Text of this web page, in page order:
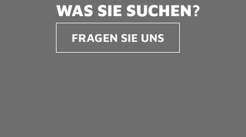
WAS SIE SUCHEN?
FRAGEN SIE UNS